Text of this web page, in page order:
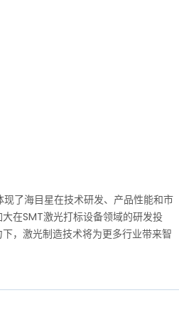
了海目星在技术研发、产品性能和市
在SMT激光打标设备领域的研发投
，激光制造技术将为更多行业带来智